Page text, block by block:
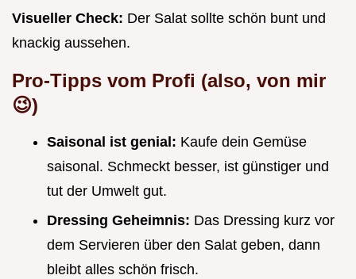
Visueller Check: Der Salat sollte schön bunt und
knackig aussehen.
Pro-Tipps vom Profi (also, von mir
😉)
Saisonal ist genial: Kaufe dein Gemüse
saisonal. Schmeckt besser, ist günstiger und
tut der Umwelt gut.
Dressing Geheimnis: Das Dressing kurz vor
dem Servieren über den Salat geben, dann
bleibt alles schön frisch.